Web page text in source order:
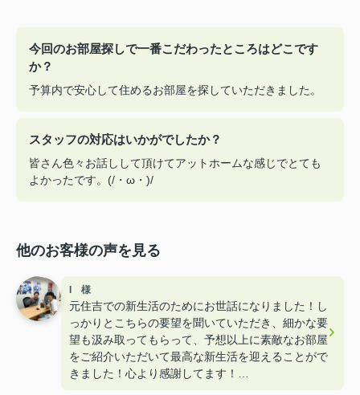
今回のお部屋探しで一番こだわったところはどこです
か？
予算内で安心して住めるお部屋を探していただきました。
スタッフの対応はいかがでしたか？
皆さん色々お話しして頂けてアットホームな感じでとても
よかったです。(/・ω・)/
他のお客様の声を見る
I 様
元住吉での新生活のためにお世話になりました！し
っかりとこちらの要望を聞いていただき、細かな要
望も汲み取ってもらって、予想以上に素敵なお部屋
をご紹介いただいて最高な新生活を迎えることがで
きました！心より感謝してます！